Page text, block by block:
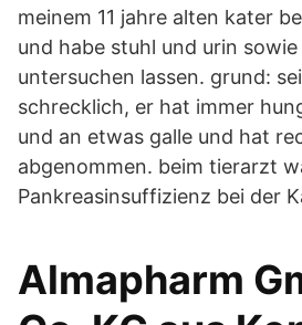
meinem 11 jahre alten kater
und habe stuhl und urin
untersuchen lassen. grund:
schrecklich, er hat immer
und an etwas galle und hat
abgenommen. beim tierarzt
Pankreasinsuffizienz bei der
Almapharm